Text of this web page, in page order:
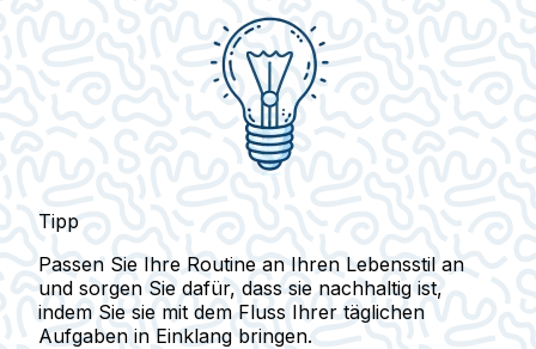
Tipp
Passen Sie Ihre Routine an Ihren Lebensstil an
und sorgen Sie dafür, dass sie nachhaltig ist,
indem Sie sie mit dem Fluss Ihrer täglichen
Aufgaben in Einklang bringen.